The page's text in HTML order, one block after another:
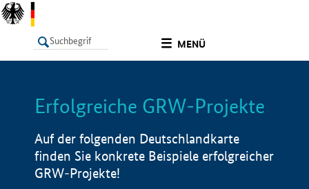
MENÜ
LISTE Info
Erfolgreiche GRW-Projekte
Auf der folgenden Deutschlandkarte
finden Sie konkrete Beispiele erfolgreicher
GRW-Projekte!